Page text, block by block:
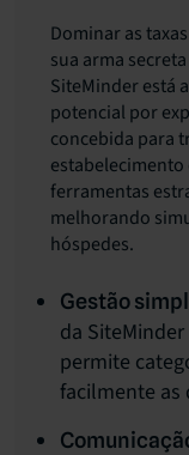
Dominar as
sua arma
SiteMinder está
potencial por
concebida para
ferramentas
melhorando
hóspedes.
Gestão
da
permite
facilmente as